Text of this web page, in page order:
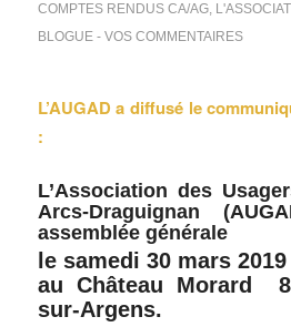
COMPTES RENDUS CA/AG,
BLOGUE - VOS COMMENTAIRES
L’AUGAD a diffusé le
:
L’Association des
Arcs-Draguignan
assemblée générale
le samedi 30 mars
au Château Morard
sur-Argens.